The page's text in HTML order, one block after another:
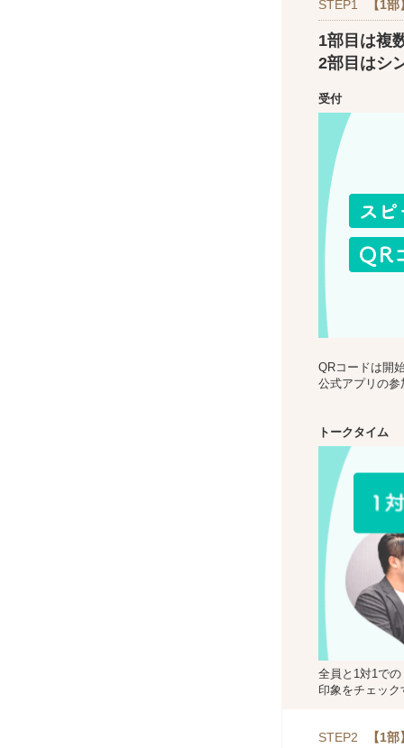
STEP1 【1
1部目は複
2部目はシ
受付
QRコードは開
公式アプリの
トークタイム
全員と1対1で
印象をチェッ
STEP2 【1